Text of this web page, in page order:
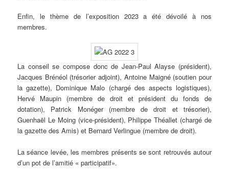
Enfin, le thème de l’exposition 2023 a été dévoilé à nos
membres.
La conseil se compose donc de Jean-Paul Alayse (président),
Jacques Brénéol (trésorier adjoint), Antoine Maigné (soutien pour
la gazette), Dominique Malo (chargé des aspects logistiques),
Hervé Maupin (membre de droit et président du fonds de
dotation), Patrick Monéger (membre de droit et trésorier),
Guenhaël Le Moing (vice-président), Philippe Théallet (chargé de
la gazette des Amis) et Bernard Verlingue (membre de droit).
La séance levée, les membres présents se sont retrouvés autour
d’un pot de l’amitié « participatif».